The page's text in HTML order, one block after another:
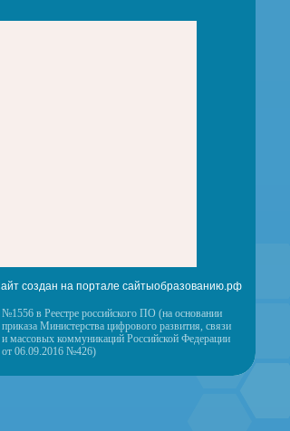
создан на портале сайтыобразованию.рф
№1556 в Реестре российского ПО (на основании
приказа Министерства цифрового развития, связи
и массовых коммуникаций Российской Федерации
от 06.09.2016 №426)